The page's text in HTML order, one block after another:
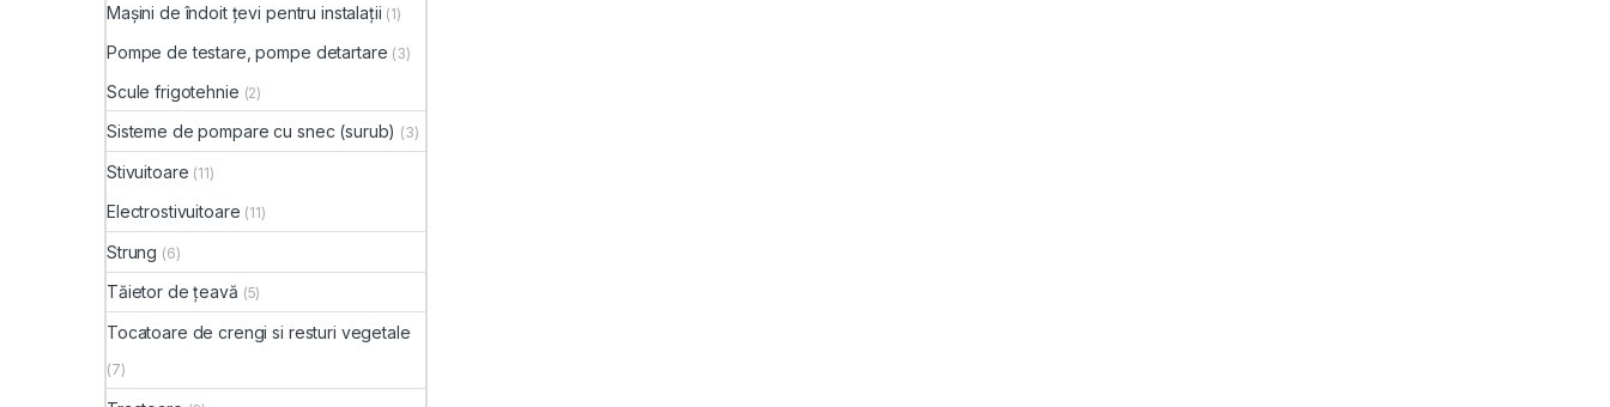
Mașini de îndoit țevi pentru instalații (1)
Pompe de testare, pompe detartare (3)
Scule frigotehnie (2)
Sisteme de pompare cu snec (surub) (3)
Stivuitoare (11)
Electrostivuitoare (11)
Strung (6)
Tăietor de țeavă (5)
Tocatoare de crengi si resturi vegetale
(7)